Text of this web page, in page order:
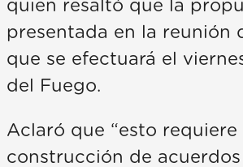
quien resaltó que la
presentada en la reunión
que se efectuará el
del Fuego.
Aclaró que “esto requiere
construcción de